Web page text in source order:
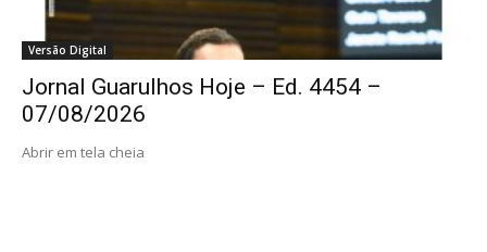
Versão Digital
Jornal Guarulhos Hoje – Ed. 4454 –
07/08/2026
Abrir em tela cheia